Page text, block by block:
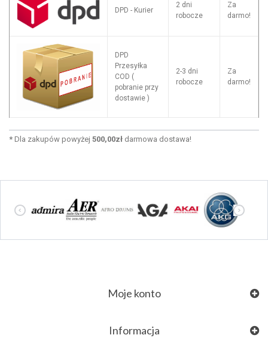
DPD - Kurier
2 dni
robocze
Za
darmo!
DPD
Przesyłka
COD (
pobranie przy
dostawie )
2-3 dni
robocze
Za
darmo!
* Dla zakupów powyżej 500,00zł darmowa dostawa!
Moje konto
Informacja